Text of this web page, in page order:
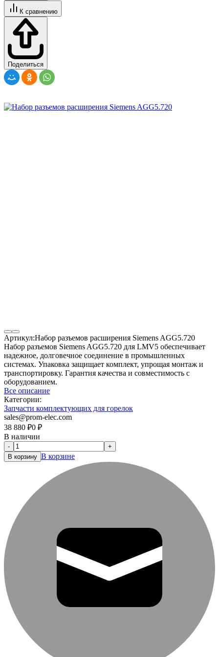
К сравнению
Поделиться
Артикул:Набор разъемов расширения Siemens AGG5.720
Набор разъемов Siemens AGG5.720 для LMV5 обеспечивает
надежное, долговечное соединение в промышленных
системах. Упаковка защищает комплект, упрощая монтаж и
транспортировку. Гарантия качества и совместимость с
оборудованием.
Все описание
Категории:
Запчасти комплектующих для горелок
sales@prom-elec.com
38 880 ₽0 ₽
В наличии
-
+
В корзину В корзине